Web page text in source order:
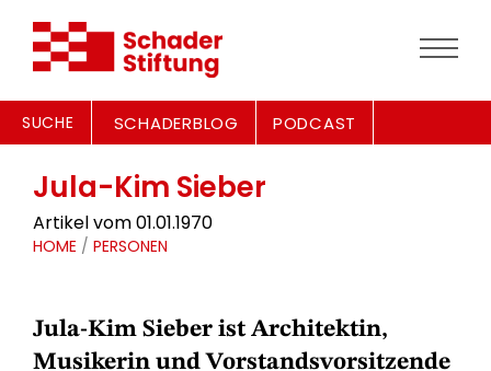
SUCHE SCHADERBLOG PODCAST
Jula-Kim Sieber
Artikel vom 01.01.1970
HOME / PERSONEN
Jula-Kim Sieber ist Architektin,
Musikerin und Vorstandsvorsitzende